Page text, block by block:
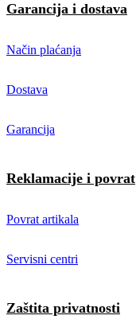
Garancija i dostava
Način plaćanja
Dostava
Garancija
Reklamacije i povrat
Povrat artikala
Servisni centri
Zaštita privatnosti